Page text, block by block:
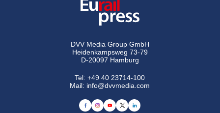
DVV Media Group GmbH
Heidenkampsweg 73-79
D-20097 Hamburg
Tel:+49 40 23714-100
Mail: info@dvvmedia.com